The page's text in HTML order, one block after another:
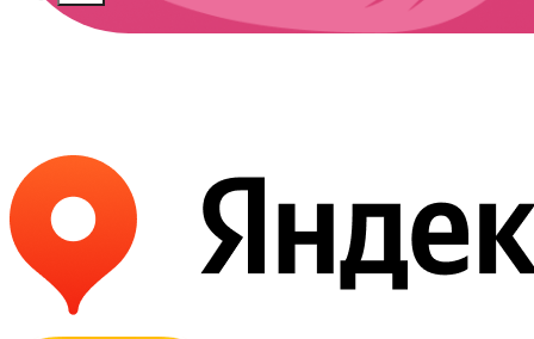
Букет
«Кату-Ярык»